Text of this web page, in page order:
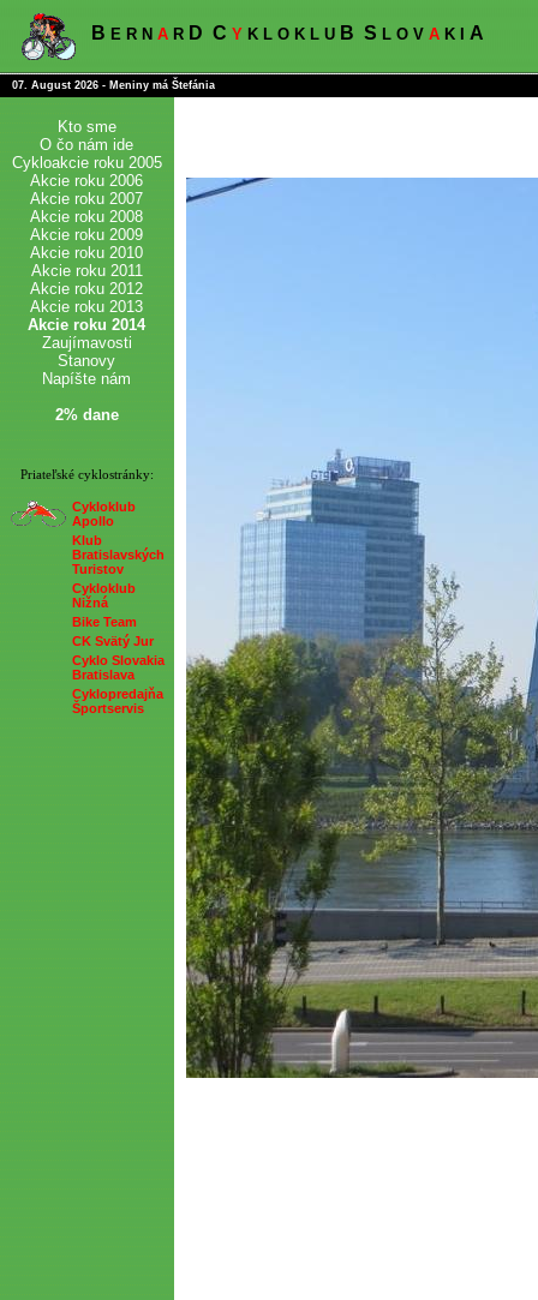
B E R N A R D C Y K L O K L U B S L O V A K I A
07. August 2026 - Meniny má Štefánia
Kto sme
O čo nám ide
Cykloakcie roku 2005
Akcie roku 2006
Akcie roku 2007
Akcie roku 2008
Akcie roku 2009
Akcie roku 2010
Akcie roku 2011
Akcie roku 2012
Akcie roku 2013
Akcie roku 2014
Zaujímavosti
Stanovy
Napíšte nám
2% dane
Priateľské cyklostránky:
Cykloklub
Apollo
Klub
Bratislavských
Turistov
Cykloklub
Nižná
Bike Team
CK Svätý Jur
Cyklo Slovakia
Bratislava
Cyklopredajňa
Športservis